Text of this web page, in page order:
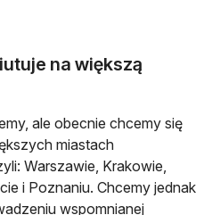
na większą
ale obecnie chcemy się
miastach
Warszawie, Krakowie,
i Poznaniu. Chcemy jednak
wspomnianej